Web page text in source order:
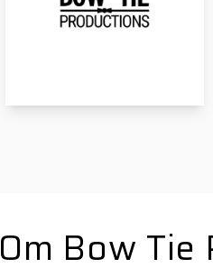
Om Bow